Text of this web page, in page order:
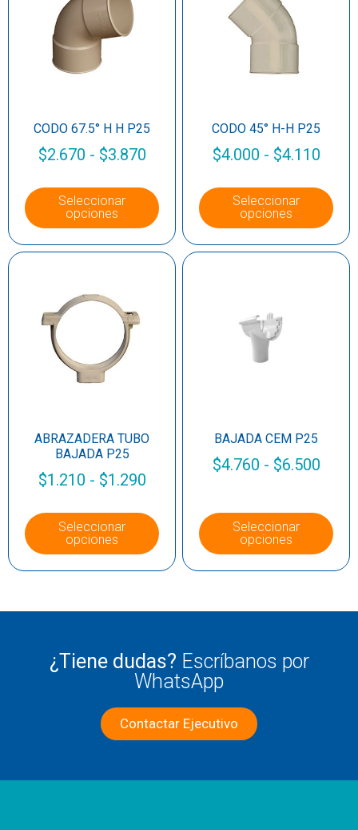
CODO 67.5° H H P25
$2.670 - $3.870
Seleccionar
opciones
CODO 45° H-H P25
$4.000 - $4.110
Seleccionar
opciones
ABRAZADERA TUBO
BAJADA P25
$1.210 - $1.290
Seleccionar
opciones
BAJADA CEM P25
$4.760 - $6.500
Seleccionar
opciones
¿Tiene dudas? Escríbanos por
WhatsApp
Contactar Ejecutivo